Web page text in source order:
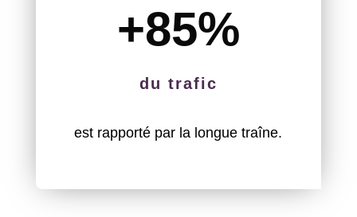
+85%
du trafic
est rapporté par la longue traîne.